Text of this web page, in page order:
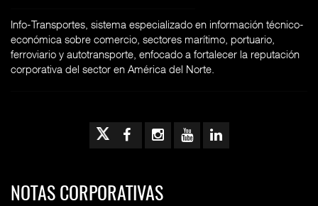
Info-Transportes, sistema especializado en información técnico-
económica sobre comercio, sectores marítimo, portuario,
ferroviario y autotransporte, enfocado a fortalecer la reputación
corporativa del sector en América del Norte.
NOTAS CORPORATIVAS